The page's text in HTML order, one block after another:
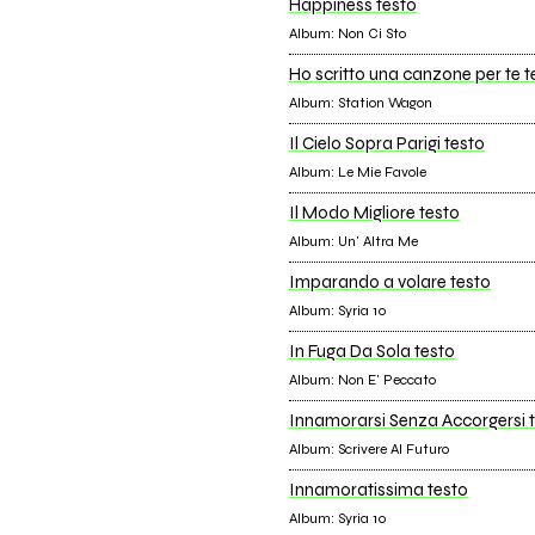
Happiness testo
Album: Non Ci Sto
Ho scritto una canzone per te
Album: Station Wagon
Il Cielo Sopra Parigi testo
Album: Le Mie Favole
Il Modo Migliore testo
Album: Un' Altra Me
Imparando a volare testo
Album: Syria 10
In Fuga Da Sola testo
Album: Non E' Peccato
Innamorarsi Senza Accorgersi
Album: Scrivere Al Futuro
Innamoratissima testo
Album: Syria 10